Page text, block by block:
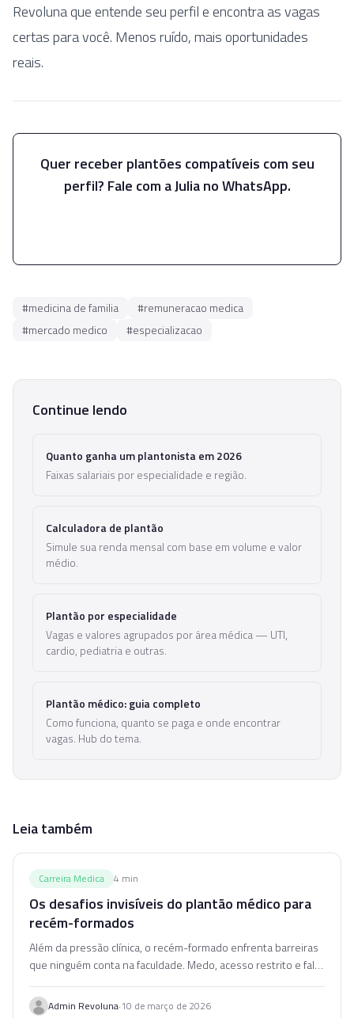
Revoluna que entende seu perfil e encontra as vagas
certas para você. Menos ruído, mais oportunidades
reais.
Quer receber plantões compatíveis com seu
perfil? Fale com a Julia no WhatsApp.
#medicina de familia #remuneracao medica
#mercado medico #especializacao
Continue lendo
Quanto ganha um plantonista em 2026
Faixas salariais por especialidade e região.
Calculadora de plantão
Simule sua renda mensal com base em volume e valor
médio.
Plantão por especialidade
Vagas e valores agrupados por área médica — UTI,
cardio, pediatria e outras.
Plantão médico: guia completo
Como funciona, quanto se paga e onde encontrar
vagas. Hub do tema.
Leia também
Carreira Medica 4 min
Os desafios invisíveis do plantão médico para
recém-formados
Além da pressão clínica, o recém-formado enfrenta barreiras
que ninguém conta na faculdade. Medo, acesso restrito e falta
Admin Revoluna·10 de março de 2026